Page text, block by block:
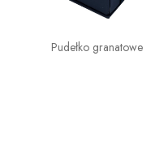
Pudełko granatowe